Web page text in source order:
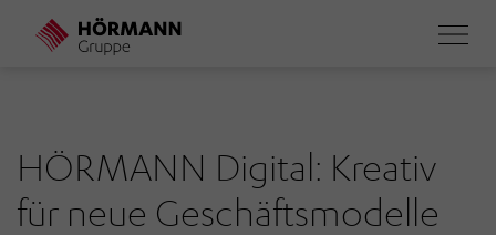
Direkt
HÖRMANN Digital: Kreativ
für neue Geschäftsmodelle